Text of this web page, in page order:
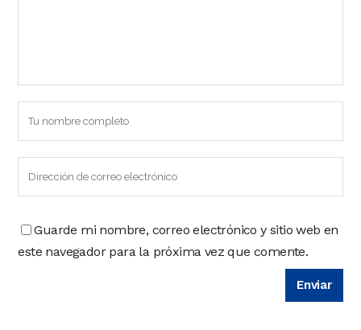
Guarde mi nombre, correo electrónico y sitio web en
este navegador para la próxima vez que comente.